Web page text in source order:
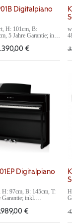
Digitalpiano
H: 101cm, B:
5 Jahre Garantie; inkl.
Stereo-Kopfhörer
60 × 156
€
Digitalpiano
H: 97cm, B: 145cm, T:
Garantie; inkl.
Stereo-Kopfhörer
€